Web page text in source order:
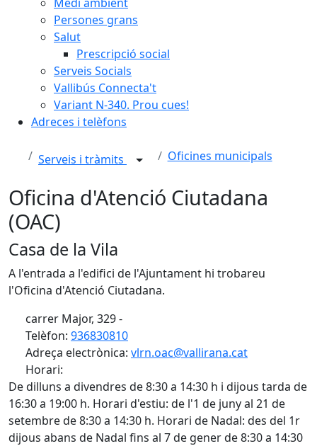
Persones grans
Salut
Prescripció social
Serveis Socials
Vallibús Connecta't
Variant N-340. Prou cues!
Adreces i telèfons
Serveis i tràmits Oficines municipals
Oficina d'Atenció Ciutadana
(OAC)
Casa de la Vila
A l'entrada a l'edifici de l'Ajuntament hi trobareu
l'Oficina d'Atenció Ciutadana.
carrer Major, 329 -
Telèfon: 936830810
Adreça electrònica: vlrn.oac@vallirana.cat
Horari:
De dilluns a divendres de 8:30 a 14:30 h i dijous tarda de
16:30 a 19:00 h. Horari d'estiu: de l'1 de juny al 21 de
setembre de 8:30 a 14:30 h. Horari de Nadal: des del 1r
dijous abans de Nadal fins al 7 de gener de 8:30 a 14:30